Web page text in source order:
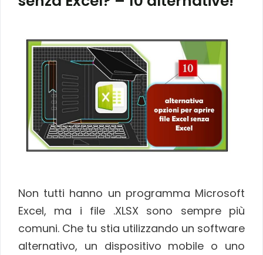
Non tutti hanno un programma Microsoft
Excel, ma i file .XLSX sono sempre più
comuni. Che tu stia utilizzando un software
alternativo, un dispositivo mobile o uno